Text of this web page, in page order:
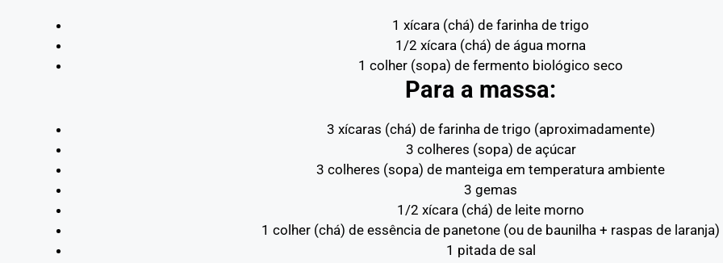
1 xícara (chá) de farinha de trigo
1/2 xícara (chá) de água morna
1 colher (sopa) de fermento biológico seco
Para a massa:
3 xícaras (chá) de farinha de trigo (aproximadamente)
3 colheres (sopa) de açúcar
3 colheres (sopa) de manteiga em temperatura ambiente
3 gemas
1/2 xícara (chá) de leite morno
1 colher (chá) de essência de panetone (ou de baunilha + raspas de laranja)
1 pitada de sal